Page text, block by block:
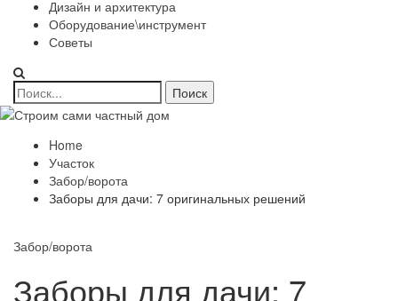
Дизайн и архитектура
Оборудование\инструмент
Советы
Home
Участок
Забор/ворота
Заборы для дачи: 7 оригинальных решений
Забор/ворота
Заборы для дачи: 7